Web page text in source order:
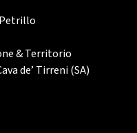
& Territorio
de’ Tirreni (SA)